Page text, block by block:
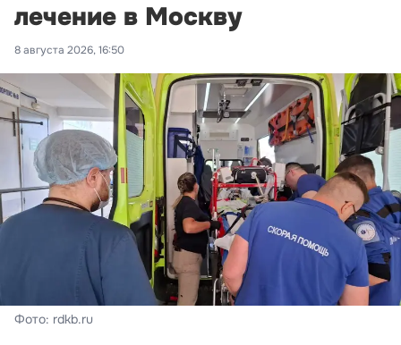
лечение в Москву
8 августа 2026, 16:50
Фото: rdkb.ru